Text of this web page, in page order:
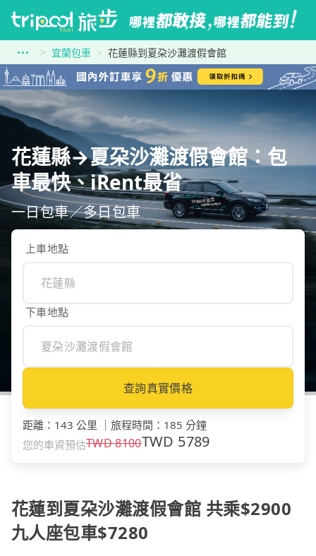
宜蘭包車 花蓮縣到夏朶沙灘渡假會館
花蓮縣→夏朶沙灘渡假會館：包
車最快、iRent最省
一日包車／多日包車
上車地點
下車地點
查詢真實價格
距離 ： 143 公里 旅程時間 ： 185 分鐘
您的車資預估TWD8100TWD 5789
花蓮到夏朶沙灘渡假會館 共乘$2900
九人座包車$7280